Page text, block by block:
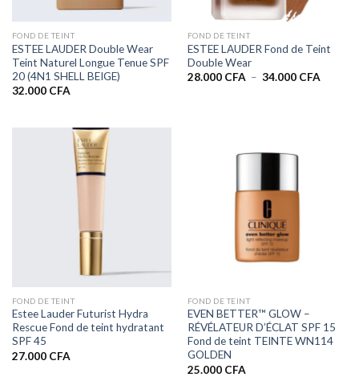
FOND DE TEINT
ESTEE LAUDER Double Wear
Teint Naturel Longue Tenue SPF
20 (4N1 SHELL BEIGE)
32.000 CFA
FOND DE TEINT
ESTEE LAUDER Fond de Teint
Double Wear
28.000 CFA – 34.000 CFAPlage
FOND DE TEINT
Estee Lauder Futurist Hydra
Rescue Fond de teint hydratant
SPF 45
27.000 CFA
FOND DE TEINT
EVEN BETTER™ GLOW –
RÉVÉLATEUR D’ÉCLAT SPF 15
Fond de teint TEINTE WN114
GOLDEN
25.000 CFA